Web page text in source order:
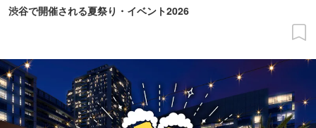
渋谷で開催される夏祭り・イベント2026